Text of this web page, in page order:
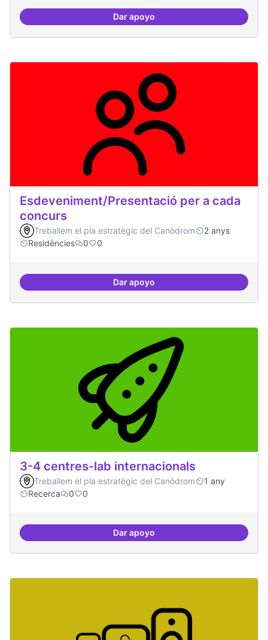
Dar apoyoHardware lliure
Esdeveniment/Presentació per a cada
concurs
Treballem el pla estratègic del Canòdrom
2 anys
Residències
0 0
Dar apoyoEsdeveniment/Presentació per
3-4 centres-lab internacionals
Treballem el pla estratègic del Canòdrom
1 any
Recerca
0 0
Dar apoyo3-4 centres-lab internacionals